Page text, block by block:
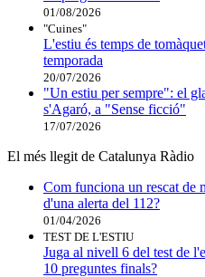
01/08/2026
"Cuines"
L'estiu és temps de
temporada
20/07/2026
"Un estiu per sempre": el
s'Agaró, a "Sense ficció"
17/07/2026
El més llegit de Catalunya Ràdio
Com funciona un rescat de
d'una alerta del 112?
01/04/2026
TEST DE L'ESTIU
Juga al nivell 6 del test de
10 preguntes finals?